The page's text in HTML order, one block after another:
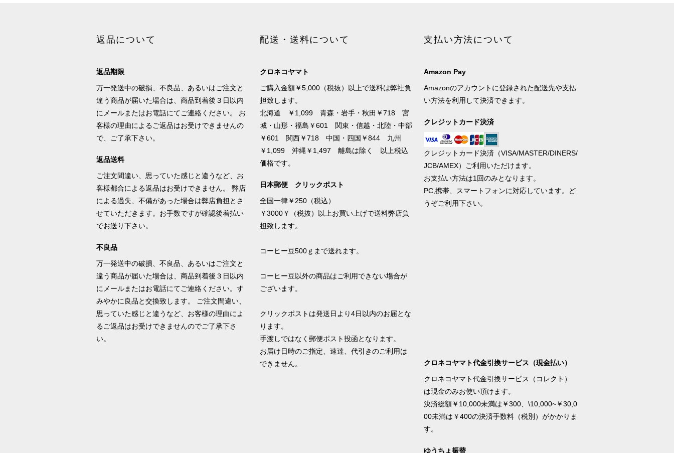
返品について
返品期限
万一発送中の破損、不良品、あるいはご注文と
違う商品が届いた場合は、商品到着後３日以内
にメールまたはお電話にてご連絡ください。 お
客様の理由によるご返品はお受けできませんの
で、ご了承下さい。
返品送料
ご注文間違い、思っていた感じと違うなど、お
客様都合による返品はお受けできません。 弊店
による過失、不備があった場合は弊店負担とさ
せていただきます。お手数ですが確認後着払い
でお送り下さい。
不良品
万一発送中の破損、不良品、あるいはご注文と
違う商品が届いた場合は、商品到着後３日以内
にメールまたはお電話にてご連絡ください。す
みやかに良品と交換致します。 ご注文間違い、
思っていた感じと違うなど、お客様の理由によ
るご返品はお受けできませんのでご了承下さ
い。
配送・送料について
クロネコヤマト
ご購入金額￥5,000（税抜）以上で送料は弊社負
担致します。
北海道 ￥1,099 青森・岩手・秋田￥718 宮
城・山形・福島￥601 関東・信越・北陸・中部
￥601 関西￥718 中国・四国￥844 九州
￥1,099 沖縄￥1,497 離島は除く 以上税込
価格です。
日本郵便 クリックポスト
全国一律￥250（税込）
￥3000￥（税抜）以上お買い上げで送料弊店負
担致します。
コーヒー豆500ｇまで送れます。
コーヒー豆以外の商品はご利用できない場合が
ございます。
クリックポストは発送日より4日以内のお届とな
ります。
手渡しではなく郵便ポスト投函となります。
お届け日時のご指定、速達、代引きのご利用は
できません。
支払い方法について
Amazon Pay
Amazonのアカウントに登録された配送先や支払
い方法を利用して決済できます。
クレジットカード決済
クレジットカード決済（VISA/MASTER/DINERS/
JCB/AMEX）ご利用いただけます。
お支払い方法は1回のみとなります。
PC,携帯、スマートフォンに対応しています。ど
うぞご利用下さい。
クロネコヤマト代金引換サービス（現金払い）
クロネコヤマト代金引換サービス（コレクト）
は現金のみお使い頂けます。
決済総額￥10,000未満は￥300、\10,000~￥30,0
00未満は￥400の決済手数料（税別）がかかりま
す。
ゆうちょ振替